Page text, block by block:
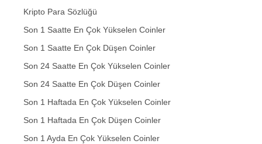
Kripto Para Sözlüğü
Son 1 Saatte En Çok Yükselen Coinler
Son 1 Saatte En Çok Düşen Coinler
Son 24 Saatte En Çok Yükselen Coinler
Son 24 Saatte En Çok Düşen Coinler
Son 1 Haftada En Çok Yükselen Coinler
Son 1 Haftada En Çok Düşen Coinler
Son 1 Ayda En Çok Yükselen Coinler